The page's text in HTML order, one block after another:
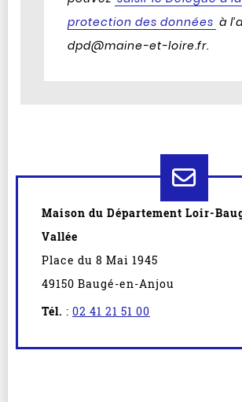
Maison du Département Loir-
Vallée
Place du 8 Mai 1945
49150 Baugé-en-Anjou
Tél. : 02 41 21 51 00
protection des données à
dpd@maine-et-loire.fr.